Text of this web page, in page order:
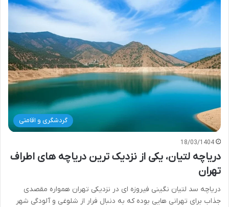
گردشگری و اقامتی
18/03/1404
دریاچه لتیان، یکی از نزدیک ترین دریاچه های اطراف
تهران
دریاچه سد لتیان نگینی فیروزه ای در نزدیکی تهران همواره مقصدی
جذاب برای تهرانی هایی بوده که به دنبال فرار از شلوغی و آلودگی شهر